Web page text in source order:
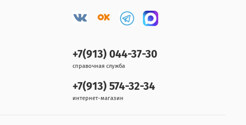
+7(913) 044-37-30
справочная служба
+7(913) 574-32-34
интернет-магазин